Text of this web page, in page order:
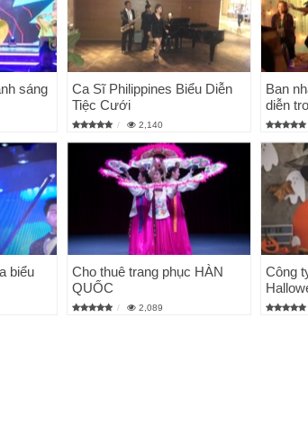
sáng
Ca Sĩ Philippines Biểu Diễn
Tiệc Cưới
2,140
Ban
diễn
biểu
Cho thuê trang phục HÀN
QUỐC
2,089
Công